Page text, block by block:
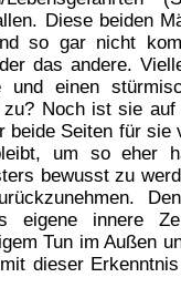
Diese beiden
so gar nicht
das andere.
und einen
zu? Noch ist sie
beide Seiten für sie
um so eher
bewusst zu
eigene innere
Tun im Außen
dieser